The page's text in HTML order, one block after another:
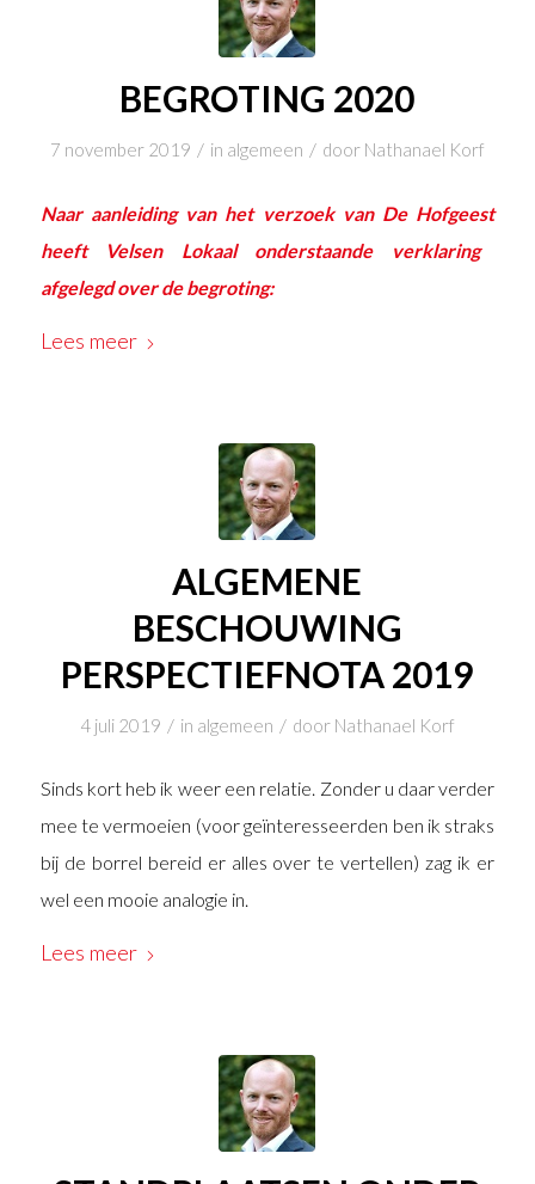
BEGROTING 2020
7 november 2019 / in algemeen / door Nathanael Korf
Naar aanleiding van het verzoek van De Hofgeest
heeft Velsen Lokaal onderstaande verklaring
afgelegd over de begroting:
Lees meer
ALGEMENE
BESCHOUWING
PERSPECTIEFNOTA 2019
4 juli 2019 / in algemeen / door Nathanael Korf
Sinds kort heb ik weer een relatie. Zonder u daar verder
mee te vermoeien (voor geïnteresseerden ben ik straks
bij de borrel bereid er alles over te vertellen) zag ik er
wel een mooie analogie in.
Lees meer